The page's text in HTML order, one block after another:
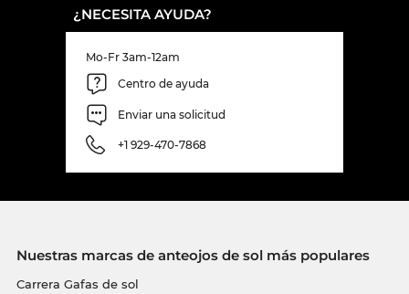
¿NECESITA AYUDA?
Mo-Fr 3am-12am
Centro de ayuda
Enviar una solicitud
+1 929-470-7868
Nuestras marcas de anteojos de sol más populares
Carrera Gafas de sol